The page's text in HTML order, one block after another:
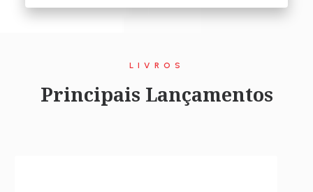
LIVROS
Principais Lançamentos